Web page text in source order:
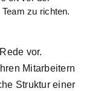
zu richten.
vor.
Mitarbeitern
Struktur einer